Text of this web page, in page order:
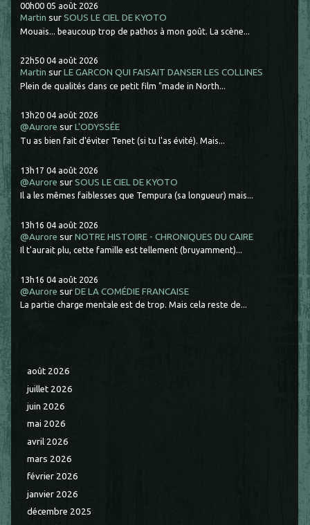
00h00 05 août 2026
Martin surSOUS LE CIEL DE KYOTO
Mouais... beaucoup trop de pathos à mon goût. La scène...
22h50 04 août 2026
Martin surLE GARCON QUI FAISAIT DANSER LES COLLINES
Plein de qualités dans ce petit film "made in North...
13h20 04 août 2026
@Aurore surL'ODYSSÉE
Tu as bien fait d'éviter Tenet (si tu l'as évité). Mais...
13h17 04 août 2026
@Aurore surSOUS LE CIEL DE KYOTO
Il a les mêmes faiblesses que Tempura (sa longueur) mais...
13h16 04 août 2026
@Aurore surNOTRE HISTOIRE - CHRONIQUES DU CAIRE
Il t'aurait plu, cette famille est tellement (bruyamment)...
13h16 04 août 2026
@Aurore surDE LA COMÉDIE FRANCAISE
La partie charge mentale est de trop. Mais cela reste de...
août 2026
juillet 2026
juin 2026
mai 2026
avril 2026
mars 2026
février 2026
janvier 2026
décembre 2025